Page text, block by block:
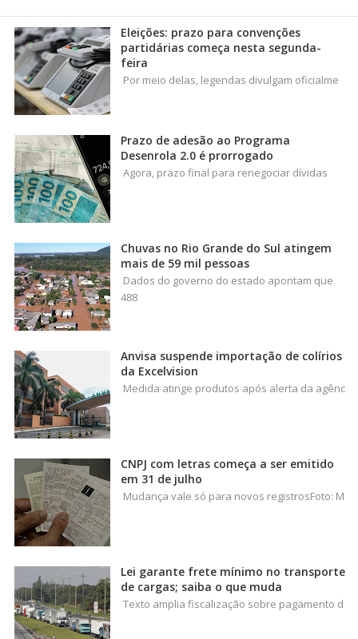
Eleições: prazo para convenções
partidárias começa nesta segunda-
feira
Por meio delas, legendas divulgam oficialme
Prazo de adesão ao Programa
Desenrola 2.0 é prorrogado
Agora, prazo final para renegociar dívidas
Chuvas no Rio Grande do Sul atingem
mais de 59 mil pessoas
Dados do governo do estado apontam que
488
Anvisa suspende importação de colírios
da Excelvision
Medida atinge produtos após alerta da agênc
CNPJ com letras começa a ser emitido
em 31 de julho
Mudança vale só para novos registrosFoto: M
Lei garante frete mínimo no transporte
de cargas; saiba o que muda
Texto amplia fiscalização sobre pagamento d